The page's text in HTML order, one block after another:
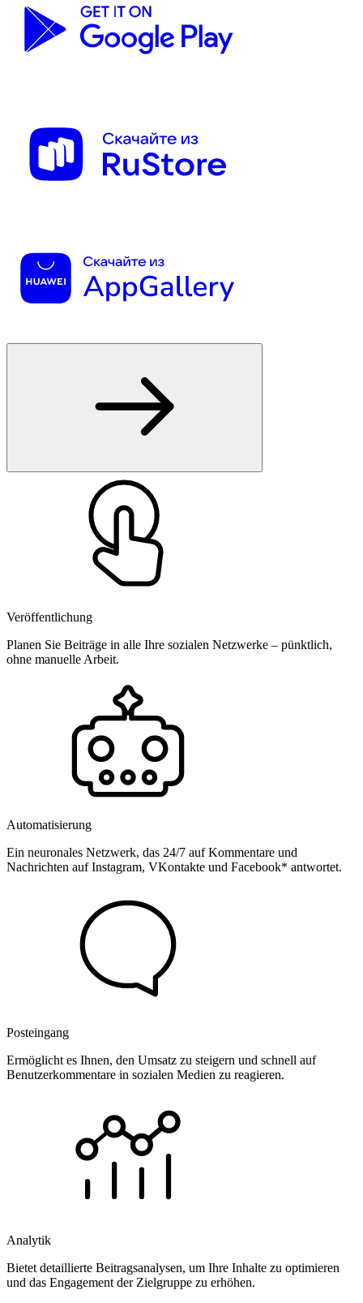
Veröffentlichung
Planen Sie Beiträge in alle Ihre sozialen Netzwerke – pünktlich,
ohne manuelle Arbeit.
Automatisierung
Ein neuronales Netzwerk, das 24/7 auf Kommentare und
Nachrichten auf Instagram, VKontakte und Facebook* antwortet.
Posteingang
Ermöglicht es Ihnen, den Umsatz zu steigern und schnell auf
Benutzerkommentare in sozialen Medien zu reagieren.
Analytik
Bietet detaillierte Beitragsanalysen, um Ihre Inhalte zu optimieren
und das Engagement der Zielgruppe zu erhöhen.